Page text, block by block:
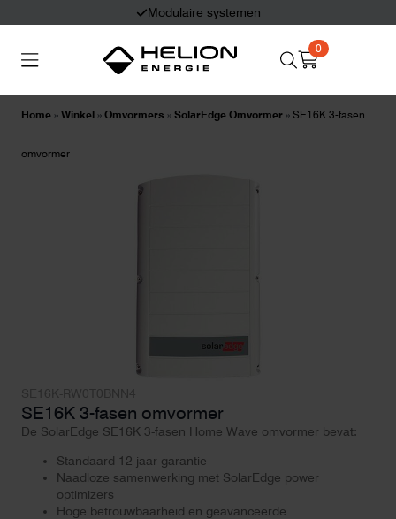
Modulaire systemen
0
Home » Winkel » Omvormers » SolarEdge Omvormer » SE16K 3-fasen
omvormer
SE16K 3-fasen omvormer
De SolarEdge SE16K 3-fasen Home Wave omvormer bevat:
Standaard 12 jaar garantie
Naadloze samenwerking met SolarEdge power
optimizers
Hoge betrouwbaarheid en geavanceerde
Thuisbatterijen Zonnepanelen
Laadpalen